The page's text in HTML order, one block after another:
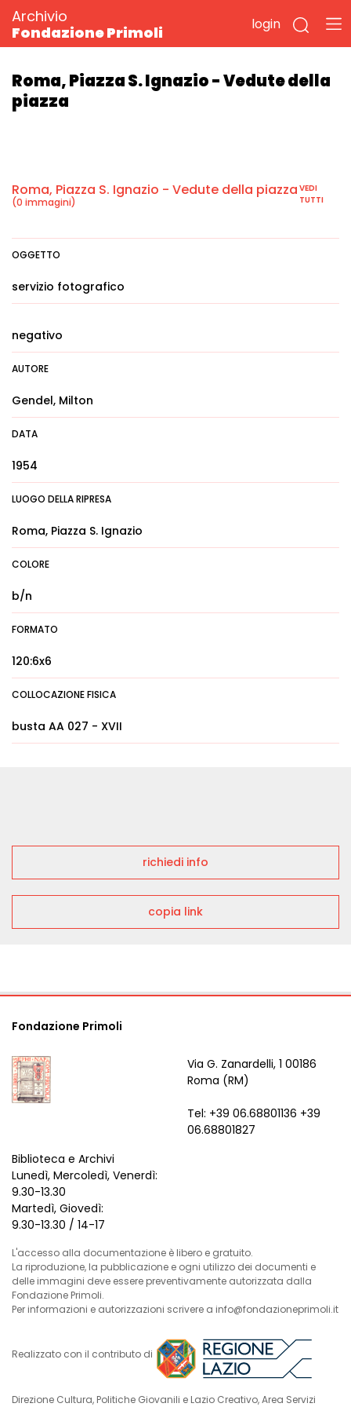
Archivio
Fondazione Primoli
login
Roma, Piazza S. Ignazio - Vedute della
piazza
Roma, Piazza S. Ignazio - Vedute della piazza
(0 immagini)
VEDI
TUTTI
OGGETTO
servizio fotografico
negativo
AUTORE
Gendel, Milton
DATA
1954
LUOGO DELLA RIPRESA
Roma, Piazza S. Ignazio
COLORE
b/n
FORMATO
120:6x6
COLLOCAZIONE FISICA
busta AA 027 - XVII
richiedi info
copia link
Fondazione Primoli
Via G. Zanardelli, 1 00186
Roma (RM)
Tel: +39 06.68801136 +39
06.68801827
Biblioteca e Archivi
Lunedì, Mercoledì, Venerdì:
9.30-13.30
Martedì, Giovedì:
9.30-13.30 / 14-17
L'accesso alla documentazione è libero e gratuito.
La riproduzione, la pubblicazione e ogni utilizzo dei documenti e
delle immagini deve essere preventivamente autorizzata dalla
Fondazione Primoli.
Per informazioni e autorizzazioni scrivere a info@fondazioneprimoli.it
Realizzato con il contributo di
Direzione Cultura, Politiche Giovanili e Lazio Creativo, Area Servizi